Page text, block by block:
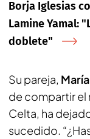
Borja Iglesias
Lamine Yamal:
doblete"
Su pareja,
de compartir el
Celta, ha
sucedido.